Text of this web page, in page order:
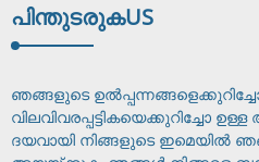
പിന്തുടരുകUS
ഞങ്ങളുടെ
വിലവിവരപ്പട്ടികയെക്കുറിച്ചോ
ദയവായി നിങ്ങളുടെ ഇമെയിൽ